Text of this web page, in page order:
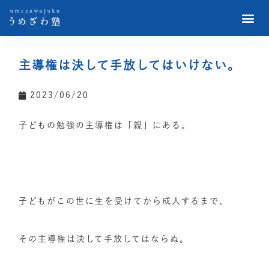
主導権は決して手放してはいけない。
2023/06/20
子どもの勉強の主導権は「親」にある。
子どもがこの世に生を受けてから成人するまで、
その主導権は決して手放してはならぬ。